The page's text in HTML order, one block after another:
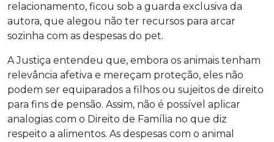
relacionamento, ficou sob a guarda exclusiva da
autora, que alegou não ter recursos para arcar
sozinha com as despesas do pet.
A Justiça entendeu que, embora os animais tenham
relevância afetiva e mereçam proteção, eles não
podem ser equiparados a filhos ou sujeitos de direito
para fins de pensão. Assim, não é possível aplicar
analogias com o Direito de Família no que diz
respeito a alimentos. As despesas com o animal